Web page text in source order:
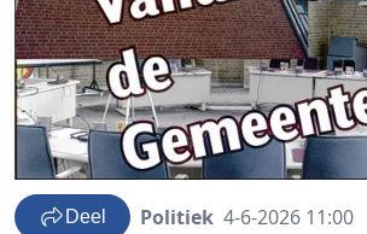
Deel Politiek 4-6-2026 11:00